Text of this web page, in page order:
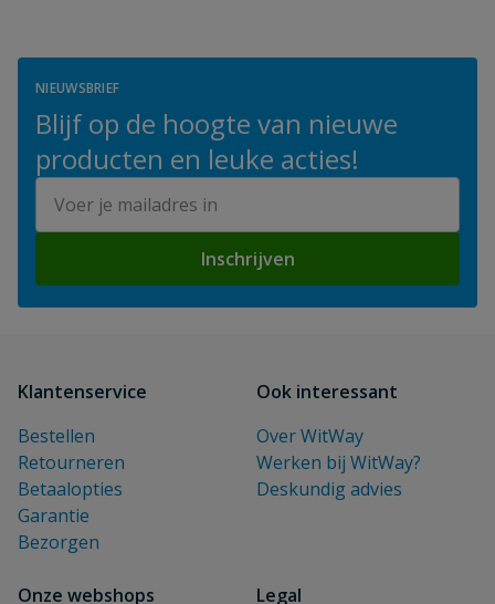
NIEUWSBRIEF
Blijf op de hoogte van nieuwe
producten en leuke acties!
Inschrijven
Klantenservice
Bestellen
Retourneren
Betaalopties
Garantie
Bezorgen
Ook interessant
Over WitWay
Werken bij WitWay?
Deskundig advies
Onze webshops
Legal